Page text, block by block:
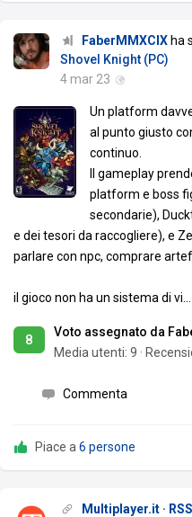
FaberMMXCIX ha
Shovel Knight (PC)
4 mar 23
Un platform
al punto giusto
continuo.
Il gameplay
platform e boss
secondarie),
e dei tesori da raccogliere), e
parlare con npc, comprare
il gioco non ha un sistema di vi
8
Voto assegnato da
Media utenti: 9 ·
Commenta
Piace a 6 persone
Multiplayer.it · RSS